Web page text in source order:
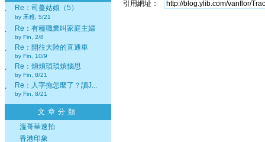
‧
Re：司蔓姑娘（5）
by 禾稚, 5/21
‧ Re：有種職業叫家庭主婦
by Fin, 2/8
‧ Re：開往大陸的直通車
by Fin, 10/9
‧ Re：煩煩瑣瑣煩惱思
by Fin, 8/21
‧ Re：人字拖怎麼了？讀J...
by Fin, 8/21
文章分類
溫哥華速拍
香港印象
引用網址：